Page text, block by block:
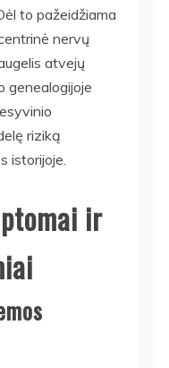
to pažeidžiama
nervų
atvejų
genealogijoje
riziką
istorijoje.
ir